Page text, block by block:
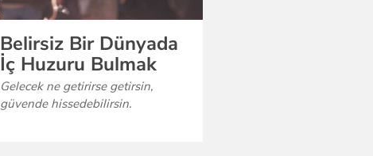
Belirsiz Bir Dünyada
İç Huzuru Bulmak
Gelecek ne getirirse getirsin,
güvende hissedebilirsin.